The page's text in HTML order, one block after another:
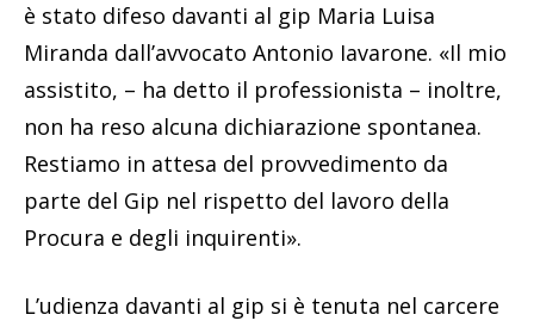
è stato difeso davanti al gip Maria Luisa
Miranda dall’avvocato Antonio Iavarone. «Il mio
assistito, – ha detto il professionista – inoltre,
non ha reso alcuna dichiarazione spontanea.
Restiamo in attesa del provvedimento da
parte del Gip nel rispetto del lavoro della
Procura e degli inquirenti».
L’udienza davanti al gip si è tenuta nel carcere